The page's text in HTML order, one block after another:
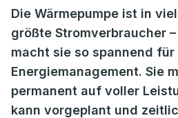
Die Wärmepumpe ist in
größte Stromverbraucher
macht sie so spannend
Energiemanagement. Sie
permanent auf voller
kann vorgeplant und